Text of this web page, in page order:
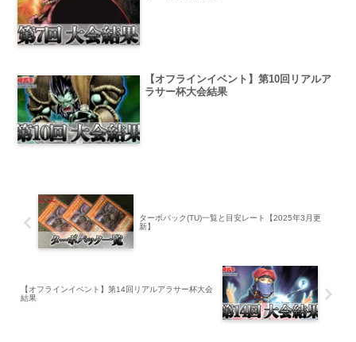
【オフラインイベント】第10回リアルア
ラサー杯大会結果
ターボパック(TU)一覧と目安レート【2025年3月更
新】
【オフラインイベント】第14回リアルアラサー杯大会
結果